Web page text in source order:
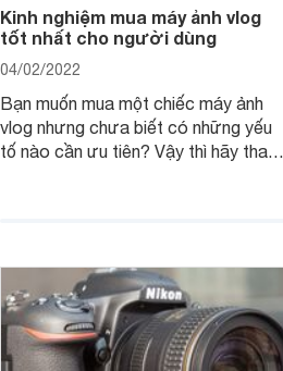
Kinh nghiệm mua máy ảnh vlog
tốt nhất cho người dùng
04/02/2022
Bạn muốn mua một chiếc máy ảnh
vlog nhưng chưa biết có những yếu
tố nào cần ưu tiên? Vậy thì hãy tham